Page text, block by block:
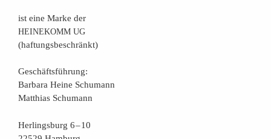
ist eine Mar­ke der
HEINEKOMM UG
(haf­tungs­be­schränkt)
Geschäfts­füh­rung:
Bar­ba­ra Hei­ne Schumann
Mat­thi­as Schumann
Her­lings­burg 6 – 10